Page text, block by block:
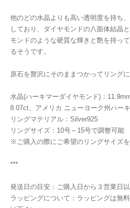
他のどの水晶よりも高い透明度を持ち
しており、ダイヤモンドの八面体結晶
モンドのような硬質な輝きと艶を持っ
るそうです。
原石を贅沢にそのままつかってリングに
水晶(ハーキマーダイヤモンド)：
8.07ct、アメリカ ニューヨーク州ハー
リングマテリアル：Silver925
リングサイズ：10号～15号で調整可能
※ご購入の際にご希望のリングサイズを
***
発送日の目安：ご購入日から３営業日以
ラッピングについて：ラッピングは無